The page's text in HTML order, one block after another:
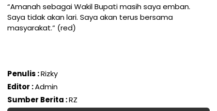
“Amanah sebagai Wakil Bupati masih saya emban.
Saya tidak akan lari. Saya akan terus bersama
masyarakat.” (red)
Penulis :Rizky
Editor :Admin
Sumber Berita :RZ